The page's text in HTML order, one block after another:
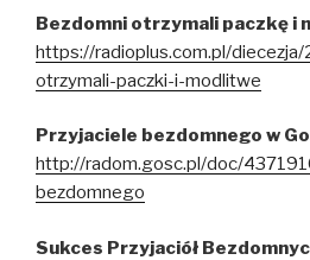
Bezdomni otrzymali paczkę i
https://radioplus.com.pl/
otrzymali-paczki-i-modlitwe
Przyjaciele bezdomnego w
http://radom.gosc.pl/doc/
bezdomnego
Sukces Przyjaciół